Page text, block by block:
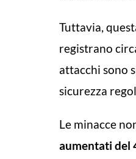
Tuttavia,
registrano
attacchi sono
sicurezza
Le minacce
aumentati del